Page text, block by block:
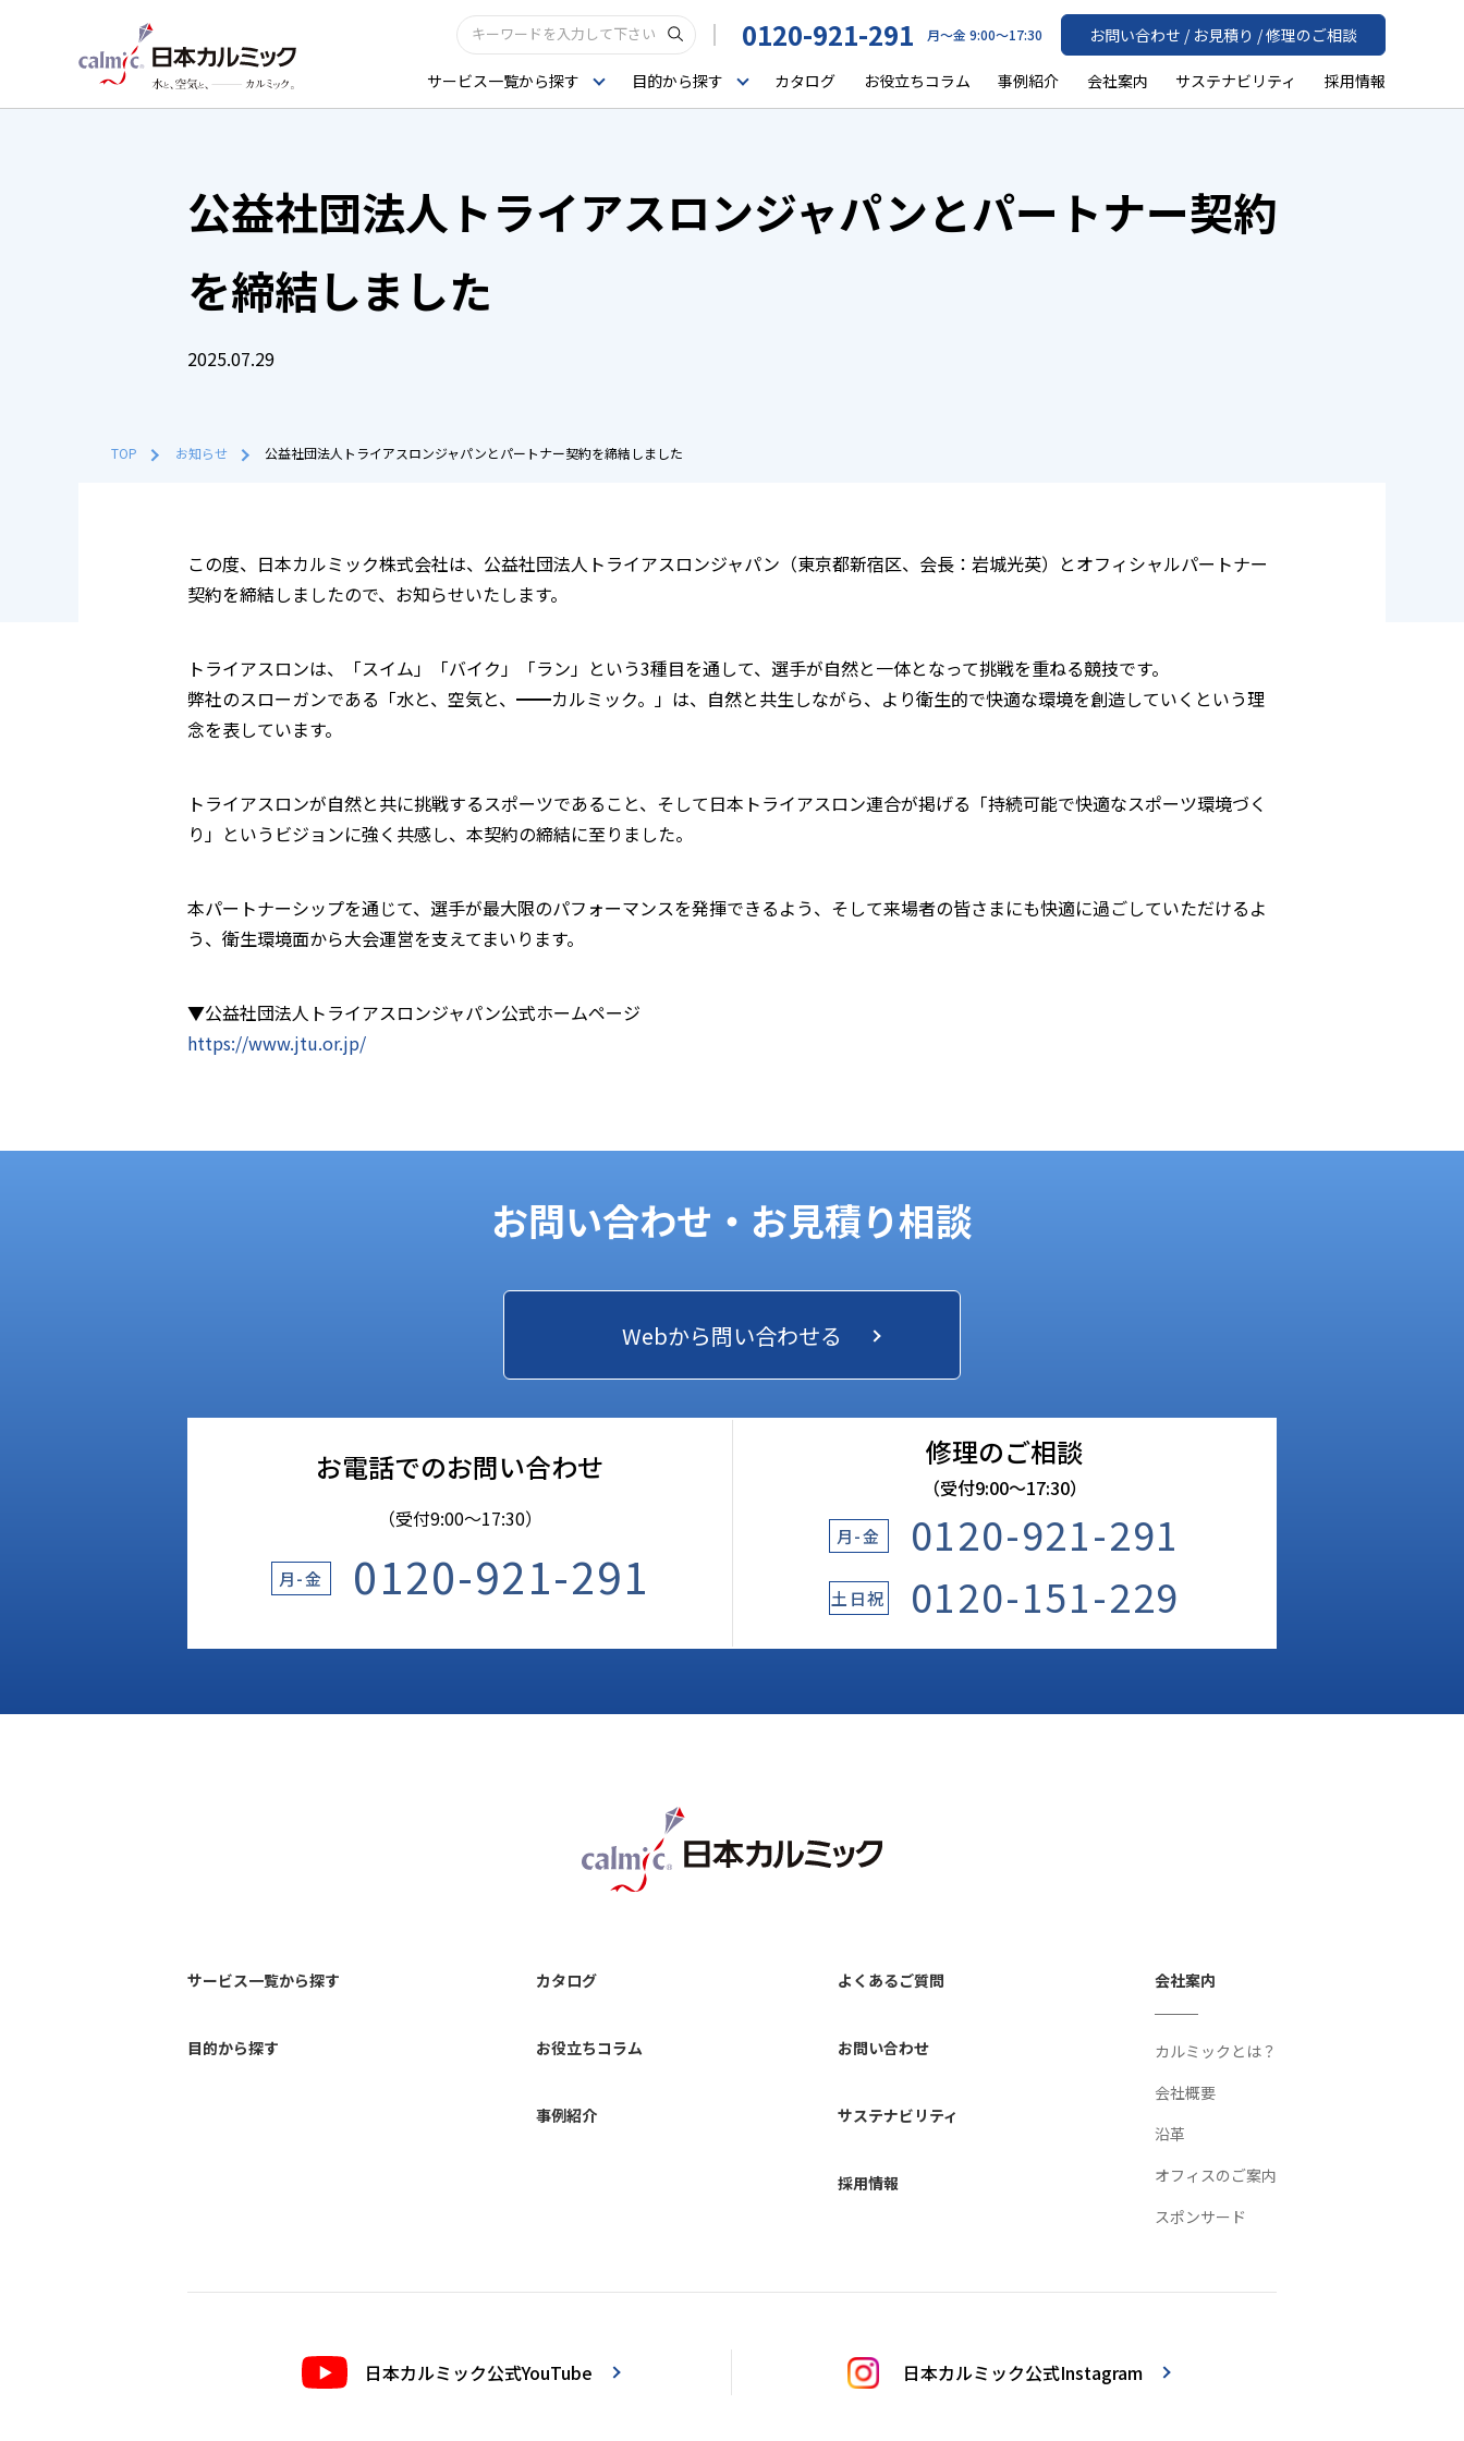
0120-921-291 月〜金 9:00〜17:30 お問い合わせ / お見積り / 修理のご相談
サービス一覧から探す 目的から探す カタログ お役立ちコラム 事例紹介 会社案内 サステナビリティ 採用情報
公益社団法人トライアスロンジャパンとパートナー契約
を締結しました
2025.07.29
TOP お知らせ 公益社団法人トライアスロンジャパンとパートナー契約を締結しました
この度、日本カルミック株式会社は、公益社団法人トライアスロンジャパン（東京都新宿区、会長：岩城光英）とオフィシャルパートナー
契約を締結しましたので、お知らせいたします。
トライアスロンは、「スイム」「バイク」「ラン」という3種目を通して、選手が自然と一体となって挑戦を重ねる競技です。
弊社のスローガンである「水と、空気と、━━カルミック。」は、自然と共生しながら、より衛生的で快適な環境を創造していくという理
念を表しています。
トライアスロンが自然と共に挑戦するスポーツであること、そして日本トライアスロン連合が掲げる「持続可能で快適なスポーツ環境づく
り」というビジョンに強く共感し、本契約の締結に至りました。
本パートナーシップを通じて、選手が最大限のパフォーマンスを発揮できるよう、そして来場者の皆さまにも快適に過ごしていただけるよ
う、衛生環境面から大会運営を支えてまいります。
▼公益社団法人トライアスロンジャパン公式ホームページ
https://www.jtu.or.jp/
お問い合わせ・お見積り相談
Webから問い合わせる
お電話でのお問い合わせ
（受付9:00〜17:30）
月-金 0120-921-291
修理のご相談
（受付9:00〜17:30）
月-金 0120-921-291
土日祝 0120-151-229
サービス一覧から探す
目的から探す
カタログ
お役立ちコラム
事例紹介
よくあるご質問
お問い合わせ
サステナビリティ
採用情報
会社案内
カルミックとは？
会社概要
沿革
オフィスのご案内
スポンサード
日本カルミック公式YouTube 日本カルミック公式Instagram